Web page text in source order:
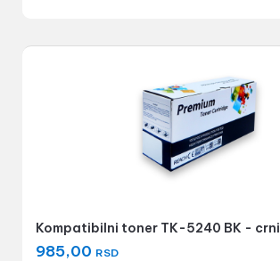
Kompatibilni toner TK-5240 BK - crni
985,00 RSD